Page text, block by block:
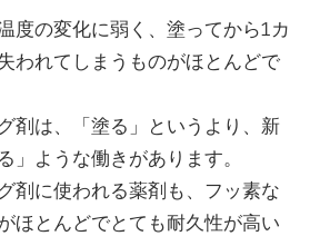
度の変化に弱く、塗ってから1カ
われてしまうものがほとんどで
剤は、「塗る」というより、新
」ような働きがあります。
剤に使われる薬剤も、フッ素な
ほとんどでとても耐久性が高い